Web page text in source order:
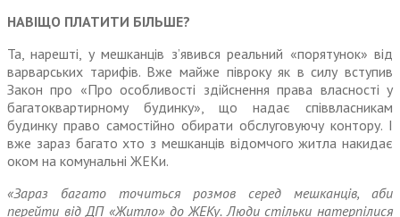
НАВІЩО ПЛАТИТИ БІЛЬШЕ?
Та, нарешті, у мешканців з’явився реальний «порятунок» від
варвар­ських тарифів. Вже майже півроку як в силу вступив
Закон про «Про особливості здійснення права власності у
багатоквартирному будинку», що надає співвласни­кам
будинку право самостійно обирати обслуговуючу контору. І
вже зараз багато хто з мешканців відомчого житла накидає
оком на комунальні ЖЕКи.
«Зараз багато точиться розмов серед мешканців, аби
перейти від ДП «Житло» до ЖЕКу. Люди стільки натерпілися